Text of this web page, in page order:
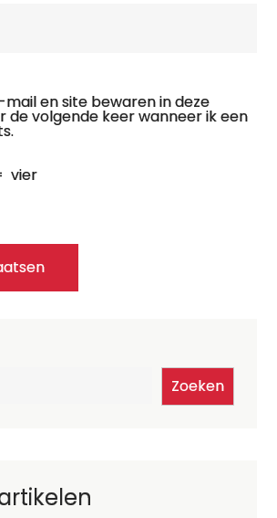
mail en site bewaren in deze
de volgende keer wanneer ik een
vier
Zoeken